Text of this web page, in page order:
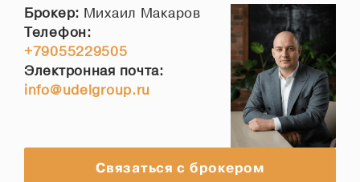
Брокер: Михаил Макаров
Телефон:
+79055229505
Электронная почта:
info@udelgroup.ru
Связаться с брокером